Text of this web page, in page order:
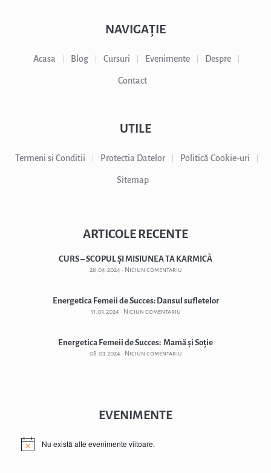
NAVIGAȚIE
Acasa Blog Cursuri Evenimente Despre
Contact
UTILE
Termeni si Conditii Protectia Datelor Politică Cookie-uri
Sitemap
EVENIMENTE
Nu există alte evenimente viitoare.
ARTICOLE RECENTE
CURS – SCOPUL ȘI MISIUNEA TA KARMICĂ
28.04.2024 Niciun comentariu
Energetica Femeii de Succes: Dansul sufletelor
11.03.2024 Niciun comentariu
Energetica Femeii de Succes: Mamă și Soție
08.03.2024 Niciun comentariu